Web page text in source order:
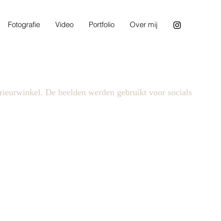
Fotografie Video Portfolio Over mij
De beelden werden gebruikt voor socials